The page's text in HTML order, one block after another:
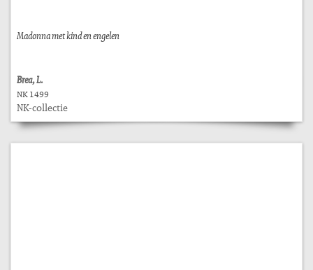
Madonna met kind en engelen
Brea, L.
NK 1499
NK-collectie